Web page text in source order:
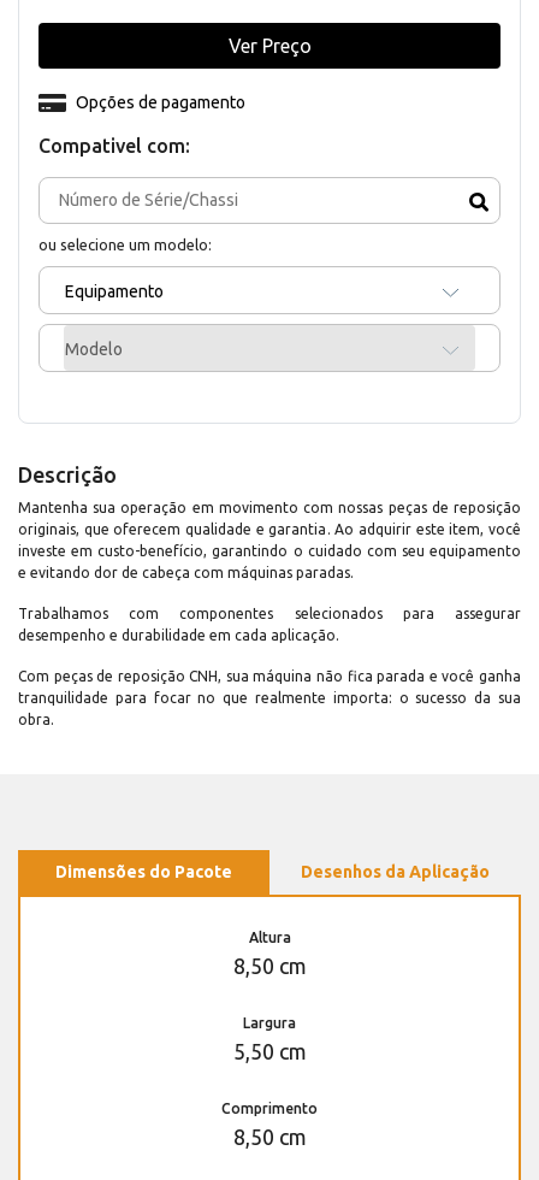
Compativel com:
ou selecione um modelo:
Equipamento
Modelo
Opções de pagamento
Ver Preço
Descrição
Mantenha sua operação em movimento com nossas peças de reposição
originais, que oferecem qualidade e garantia. Ao adquirir este item, você
investe em custo-benefício, garantindo o cuidado com seu equipamento
e evitando dor de cabeça com máquinas paradas.
Trabalhamos com componentes selecionados para assegurar
desempenho e durabilidade em cada aplicação.
Com peças de reposição CNH, sua máquina não fica parada e você ganha
tranquilidade para focar no que realmente importa: o sucesso da sua
obra.
Dimensões do Pacote Desenhos da Aplicação
Altura
8,50 cm
Largura
5,50 cm
Comprimento
8,50 cm